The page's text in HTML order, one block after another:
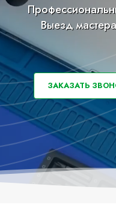
Выезд
ЗАКАЗАТЬ